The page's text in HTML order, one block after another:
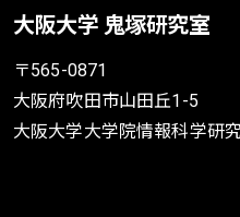
大阪大学 鬼塚研究室
〒565-0871
大阪府吹田市山田丘1-5
大阪大学大学院情報科学研